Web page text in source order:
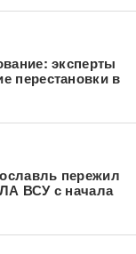
эксперты
перестановки в
пережил
ВСУ с начала